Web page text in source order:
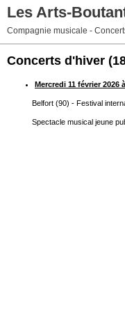
Les Arts-
Compagnie musicale -
Concerts d'hiver
Mercredi 11 février 2026
Belfort (90) - Festival
Spectacle musical jeune